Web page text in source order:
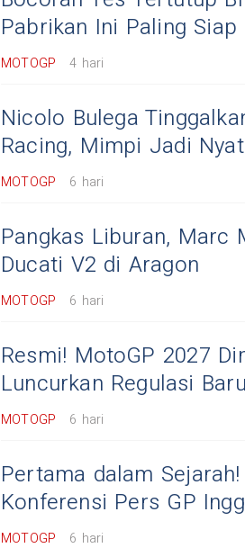
Pabrikan Ini Paling
MOTOGP 4 hari
Nicolo Bulega
Racing, Mimpi Jadi
MOTOGP 6 hari
Pangkas Liburan, Marc
Ducati V2 di Aragon
MOTOGP 6 hari
Resmi! MotoGP 2027
Luncurkan Regulasi Baru
MOTOGP 6 hari
Pertama dalam
Konferensi Pers GP
MOTOGP 6 hari